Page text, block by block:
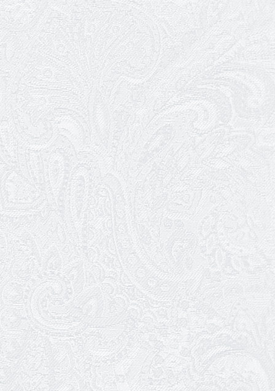
05.01.2026
Ювілей Юлії Макарової
02.01.2026
Пішла з життя Ірина Добронравова
01.01.2026
Трудовий ювілей Галини Очеретіної
01.01.2026
Ювілей Володимира Гури
31.12.2025
Щасливого Нового року!
30.12.2025
Останні овації 2025 року
29.12.2025
Графік роботи каси 31 грудня та 1
січня
26.12.2025
Пішов з життя Микола Унтілов
24.12.2025
Вітаємо з 10-річчям вистави «Ніч
перед Різдвом»!
23.12.2025